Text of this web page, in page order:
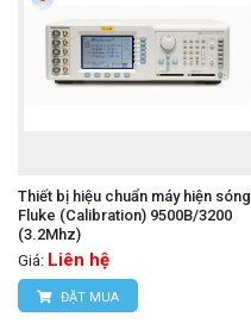
Thiết bị hiệu chuẩn máy hiện sóng
Fluke (Calibration) 9500B/3200
(3.2Mhz)
Giá: Liên hệ
ĐẶT MUA